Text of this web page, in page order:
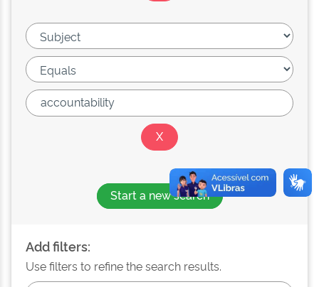
Start a new search
Add filters:
Use filters to refine the search results.